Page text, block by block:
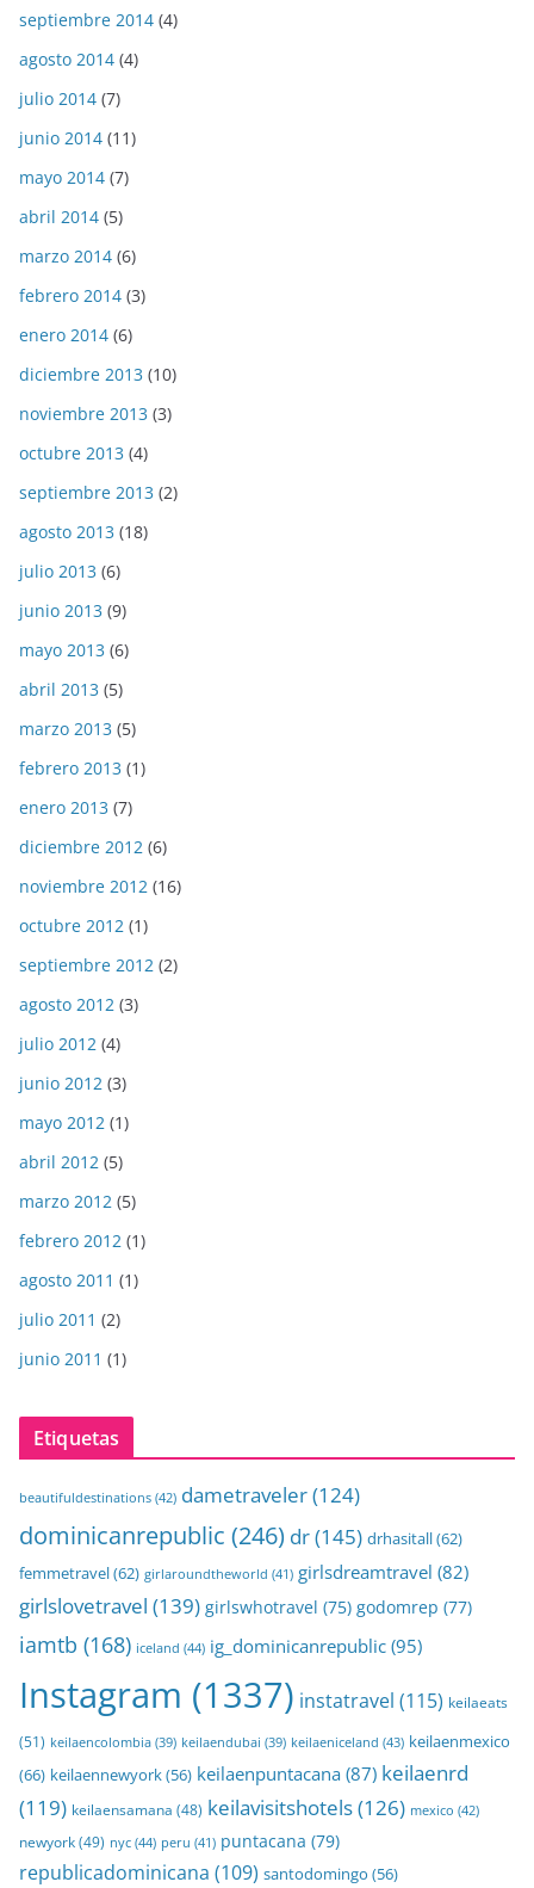
septiembre 2014 (4)
agosto 2014 (4)
julio 2014 (7)
junio 2014 (11)
mayo 2014 (7)
abril 2014 (5)
marzo 2014 (6)
febrero 2014 (3)
enero 2014 (6)
diciembre 2013 (10)
noviembre 2013 (3)
octubre 2013 (4)
septiembre 2013 (2)
agosto 2013 (18)
julio 2013 (6)
junio 2013 (9)
mayo 2013 (6)
abril 2013 (5)
marzo 2013 (5)
febrero 2013 (1)
enero 2013 (7)
diciembre 2012 (6)
noviembre 2012 (16)
octubre 2012 (1)
septiembre 2012 (2)
agosto 2012 (3)
julio 2012 (4)
junio 2012 (3)
mayo 2012 (1)
abril 2012 (5)
marzo 2012 (5)
febrero 2012 (1)
agosto 2011 (1)
julio 2011 (2)
junio 2011 (1)
Etiquetas
beautifuldestinations (42) dametraveler(124)
dominicanrepublic (246) dr(145) drhasitall(62)
femmetravel(62) girlaroundtheworld (41) girlsdreamtravel (82)
girlslovetravel (139) girlswhotravel (75) godomrep (77)
iamtb (168) iceland (44) ig_dominicanrepublic (95)
Instagram (1337) instatravel (115) keilaeats
(51) keilaencolombia (39) keilaendubai (39) keilaeniceland (43) keilaenmexico
(66) keilaennewyork(56) keilaenpuntacana (87) keilaenrd
(119) keilaensamana (48) keilavisitshotels(126) mexico (42)
newyork(49) nyc (44) peru (41) puntacana (79)
republicadominicana (109) santodomingo (56)